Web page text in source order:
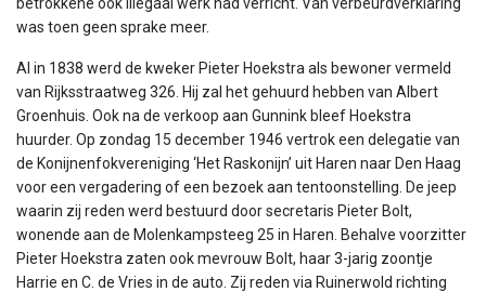
was toen geen sprake meer.
Al in 1838 werd de kweker Pieter Hoekstra als bewoner vermeld
van Rijksstraatweg 326. Hij zal het gehuurd hebben van Albert
Groenhuis. Ook na de verkoop aan Gunnink bleef Hoekstra
huurder. Op zondag 15 december 1946 vertrok een delegatie van
de Konijnenfokvereniging ‘Het Raskonijn’ uit Haren naar Den Haag
voor een vergadering of een bezoek aan tentoonstelling. De jeep
waarin zij reden werd bestuurd door secretaris Pieter Bolt,
wonende aan de Molenkampsteeg 25 in Haren. Behalve voorzitter
Pieter Hoekstra zaten ook mevrouw Bolt, haar 3-jarig zoontje
Harrie en C. de Vries in de auto. Zij reden via Ruinerwold richting